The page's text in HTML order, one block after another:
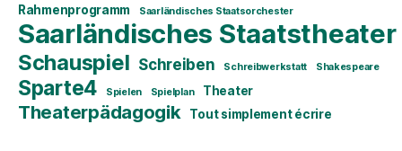
Rahmenprogramm Saarländisches Staatsorchester
Saarländisches Staatstheater
Schauspiel Schreiben Schreibwerkstatt Shakespeare
Sparte4 Spielen Spielplan Theater
Theaterpädagogik Tout simplement écrire